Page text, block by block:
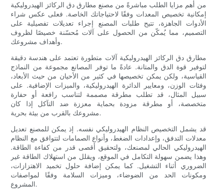
من أهم مزايا الطلب مباشرةً من مصنع مطارق دق الركائز الهيدروليكية
إمكانية تخصيص المعدات وفقًا لاحتياجاتك الخاصة. فعلى عكس شراء
الأدوات الجاهزة، تتيح طلبات المصنع إجراء تعديلات تفصيلية على
التصميم، مما يُمكّن من الحصول على آلات مُحسّنة خصيصًا لظروف
وأهداف مشروعك.
مطارق دق الركائز الهيدروليكية آلات متطورة تعتمد على هندسة دقيقة
لتوفير قوة الدق والمتانة. عادةً ما توفر المصانع مجموعة من النماذج
القياسية، ولكن يمكن تخصيصها في كثير من الأحيان من حيث الأبعاد،
وفئات الوزن، ومعايير الدائرة الهيدروليكية، والميزات الإضافية. على
سبيل المثال، قد تطلب مطرقة مصممة لتناسب رافعة أو حفارة
متخصصة، أو مطرقة مزودة بحماية معززة ضد التآكل إذا كان
مشروعك بالقرب من بيئة بحرية.
قد يشمل التخصيص النظام الهيدروليكي نفسه. إذ يمكن للمصنع تعديل
معدلات التدفق، وإعدادات الضغط، وأنواع الصمامات لتتوافق مع النظام
الهيدروليكي الحالي لمصنعك، ولتحقيق أقصى قدر من كفاءة الطاقة.
وهذا يضمن سهولة التكامل في الموقع، ويقلل من استهلاك الطاقة غير
الضروري أثناء التشغيل. كما يمكن إضافة حلول تخميد الاهتزازات،
ومكونات الحد من الضوضاء، وميزات السلامة وفقًا لمواصفات
المشروع.